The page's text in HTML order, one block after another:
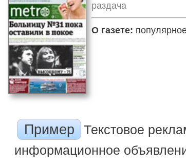
раздача
О газете:
Пример
Текстовое
информационное